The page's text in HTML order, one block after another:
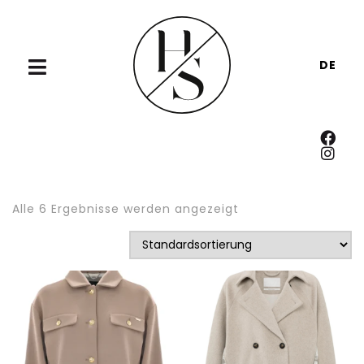
DE
Alle 6 Ergebnisse werden angezeigt